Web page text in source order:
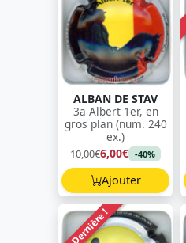
ALBAN DE STAV
3a Albert 1er, en
gros plan (num. 240
ex.)
10,00€6,00€ -40%
Ajouter
Dernière !